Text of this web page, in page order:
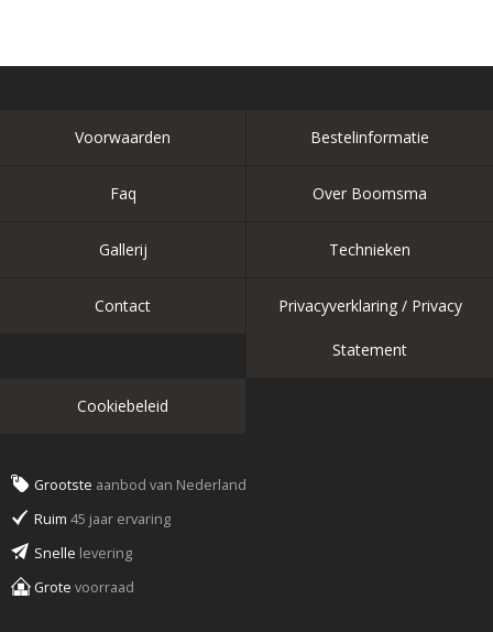
Voorwaarden Bestelinformatie
Faq Over Boomsma
Gallerij Technieken
Contact Privacyverklaring / Privacy
Statement
Cookiebeleid
Grootste aanbod van Nederland
Ruim 45 jaar ervaring
Snelle levering
Grote voorraad